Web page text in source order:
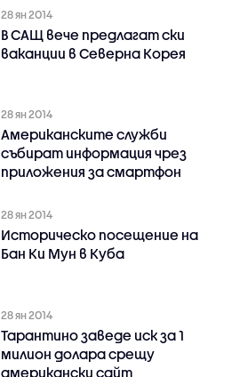
28 ян 2014
В САЩ вече предлагат ски
ваканции в Северна Корея
28 ян 2014
Американските служби
събират информация чрез
приложения за смартфон
28 ян 2014
Историческо посещение на
Бан Ки Мун в Куба
28 ян 2014
Тарантино заведе иск за 1
милион долара срещу
американски сайт